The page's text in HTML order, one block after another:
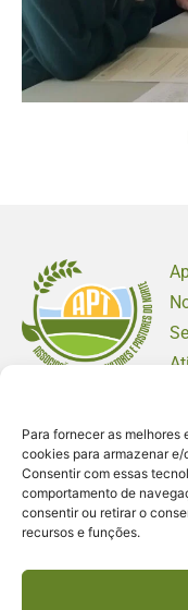
Para fornecer as melhores
cookies para armazenar
Consentir com essas
comportamento de
consentir ou retirar o
recursos e funções.
+351 259 348 151
(Chamada para a rede fixa nacional)
Rua Marechal Teixeira
Rebelo,
Prédio dos
5000-525 Vila Real